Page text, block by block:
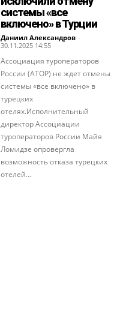
системы «все
включено» в Турции
Даниил Александров -
30.11.2025 14:55
Ассоциация туроператоров
России (АТОР) не ждет отмены
системы «все включено» в
турецких
отелях.Исполнительный
директор Ассоциации
туроператоров России Майя
Ломидзе опровергла
возможность отказа турецких
отелей...